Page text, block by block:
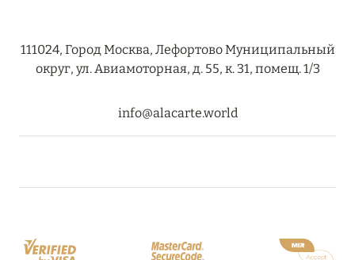
111024, Город Москва, Лефортово Муниципальный
округ, ул. Авиамоторная, д. 55, к. 31, помещ. 1/3
info@alacarte.world